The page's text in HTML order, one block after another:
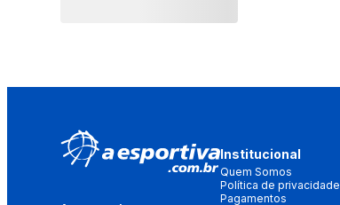
Institucional
Quem Somos
Política de privacidade
Pagamentos